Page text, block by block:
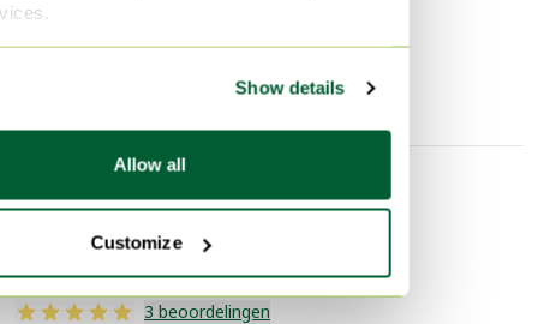
Show details
Allow all
Customize
Zithoek Buffa
Verkopersinformatie
3 beoordelingen